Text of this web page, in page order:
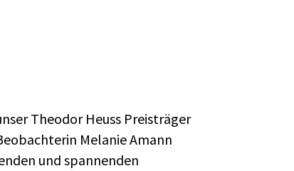
Theodor Heuss Preisträger
Melanie Amann
und spannenden